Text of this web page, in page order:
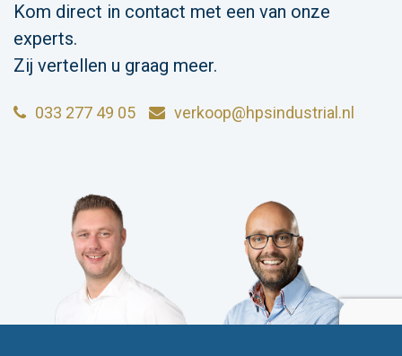
Kom direct in contact met een van onze
experts.
Zij vertellen u graag meer.
033 277 49 05 verkoop@hpsindustrial.nl